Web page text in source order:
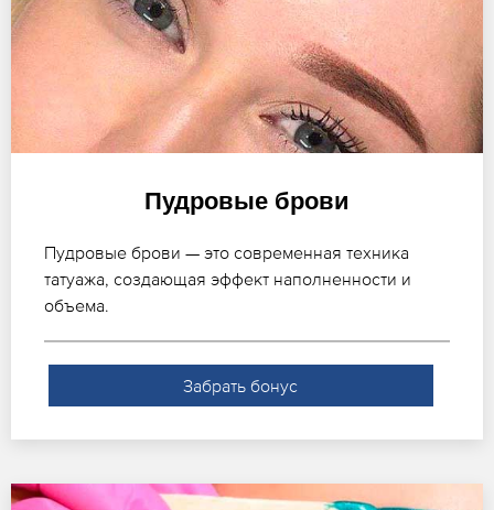
Пудровые брови
Пудровые брови — это современная техника
татуажа, создающая эффект наполненности и
объема.
Забрать бонус